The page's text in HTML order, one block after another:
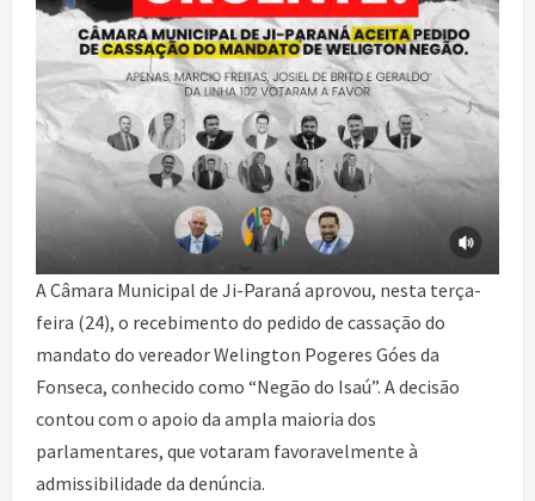
A Câmara Municipal de Ji-Paraná aprovou, nesta terça-
feira (24), o recebimento do pedido de cassação do
mandato do vereador Welington Pogeres Góes da
Fonseca, conhecido como “Negão do Isaú”. A decisão
contou com o apoio da ampla maioria dos
parlamentares, que votaram favoravelmente à
admissibilidade da denúncia.